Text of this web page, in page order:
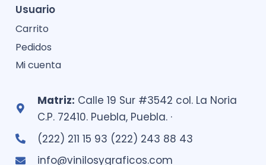
Usuario
Carrito
Pedidos
Mi cuenta
Matriz: Calle 19 Sur #3542 col. La Noria
C.P. 72410. Puebla, Puebla. ·
(222) 211 15 93 (222) 243 88 43
info@vinilosygraficos.com